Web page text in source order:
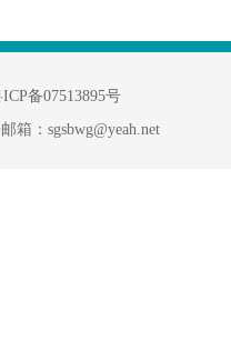
备07513895号
箱：sgsbwg@yeah.net